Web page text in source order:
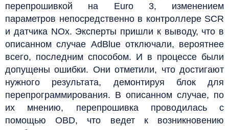
перепрошивкой на Euro 3, изменением
параметров непосредственно в контроллере SCR
и датчика NOx. Эксперты пришли к выводу, что в
описанном случае AdBlue отключали, вероятнее
всего, последним способом. И в процессе были
допущены ошибки. Они отметили, что достигают
нужного результата, демонтируя блок для
перепрограммирования. В описанном случае, по
их мнению, перепрошивка проводилась с
помощью OBD, что ведет к возникновению